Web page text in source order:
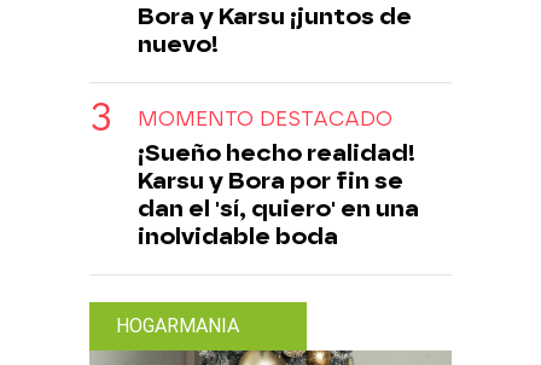
Bora y Karsu ¡juntos de
nuevo!
MOMENTO DESTACADO
¡Sueño hecho realidad!
Karsu y Bora por fin se
dan el 'sí, quiero' en una
inolvidable boda
HOGARMANIA